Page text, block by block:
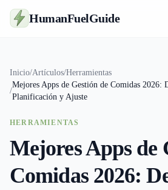
HumanFuelGuide
Herramientas
Estrategia
Inicio/Artículos/Herramientas
/
Mejores Apps de Gestión de Comidas 2026:
Planificación y Ajuste
HERRAMIENTAS
Mejores Apps de
Comidas 2026: